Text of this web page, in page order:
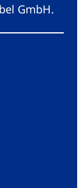
GmbH.